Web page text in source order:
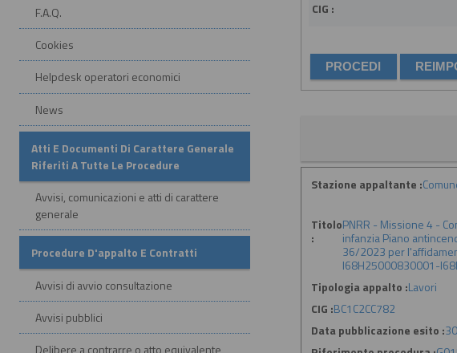
F.A.Q.
Cookies
Helpdesk operatori economici
News
Atti E Documenti Di Carattere Generale
Riferiti A Tutte Le Procedure
Avvisi, comunicazioni e atti di carattere
generale
Procedure D'appalto E Contratti
Avvisi di avvio consultazione
Avvisi pubblici
Delibere a contrarre o atto equivalente
CIG :
Stazione appaltante :
Titolo
:
PNRR - Missione 4 -
infanzia Piano
36/2023 per
I68H25000830001-
Tipologia appalto :Lavori
CIG :BC1C2CC782
Data pubblicazione esito :